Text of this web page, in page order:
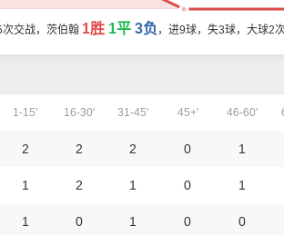
次交战，茨伯翰 1胜 1平 3负 ，进9球，失3球，大球2
1-15' 16-30' 31-45' 45+' 46-60'
2 2 2 0 1
1 2 1 0 1
1 0 1 0 0